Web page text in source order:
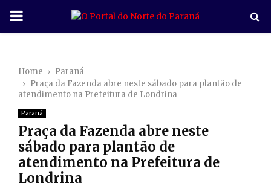
P
M
A
R
Home
Paraná
Praça da Fazenda abre neste sábado para plantão de
atendimento na Prefeitura de Londrina
Paraná
Praça da Fazenda abre neste
sábado para plantão de
atendimento na Prefeitura de
Londrina